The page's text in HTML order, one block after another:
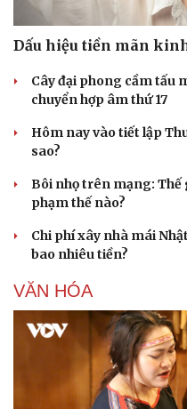
Dấu hiệu tiền mãn
Cây đại phong cầm tấu
chuyển hợp âm thứ 17
Hôm nay vào tiết lập
sao?
Bôi nhọ trên mạng:
phạm thế nào?
Chi phí xây nhà mái
bao nhiêu tiền?
VĂN HÓA